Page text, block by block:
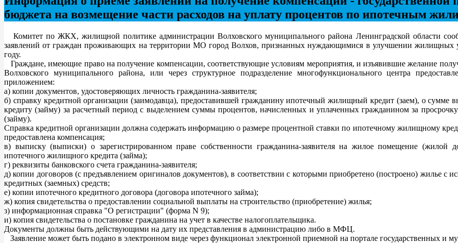
бюджета на возмещение части расходов на уплату процентов по ипотечным
Комитет по ЖКХ, жилищной политике администрации Волховского муниципального района Ленинградской области
заявлений от граждан проживающих на территории МО город Волхов, признанных нуждающимися в улучшении жилищных
году.
Граждане, имеющие право на получение компенсации, соответствующие условиям мероприятия, и изъявившие желание
Волховского муниципального района, или через структурное подразделение многофункционального центра
приложением:
а) копии документов, удостоверяющих личность гражданина-заявителя;
б) справку кредитной организации (заимодавца), предоставившей гражданину ипотечный жилищный кредит (заем), о
кредиту (займу) за расчетный период с выделением суммы процентов, начисленных и уплаченных гражданином за
(займу).
Справка кредитной организации должна содержать информацию о размере процентной ставки по ипотечному жилищному
предоставлена компенсация;
в) выписку (выписки) о зарегистрированном праве собственности гражданина-заявителя на жилое помещение (жилой
ипотечного жилищного кредита (займа);
г) реквизиты банковского счета гражданина-заявителя;
д) копии договоров (с предъявлением оригиналов документов), в соответствии с которыми приобретено (построено) жилье с
кредитных (заемных) средств;
е) копии ипотечного кредитного договора (договора ипотечного займа);
ж) копия свидетельства о предоставлении социальной выплаты на строительство (приобретение) жилья;
з) информационная справка "О регистрации" (форма N 9);
и) копия свидетельства о постановке гражданина на учет в качестве налогоплательщика.
Документы должны быть действующими на дату их представления в администрацию либо в МФЦ.
Заявление может быть подано в электронном виде через функционал электронной приемной на портале государственных и